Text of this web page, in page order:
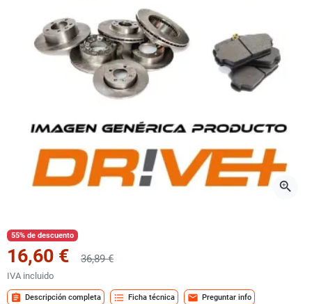
zoom_in
55% de descuento
16,60 € 36,89 €
IVA incluido
assignment Descripción completa format_list_bulleted Ficha técnica mail Preguntar info